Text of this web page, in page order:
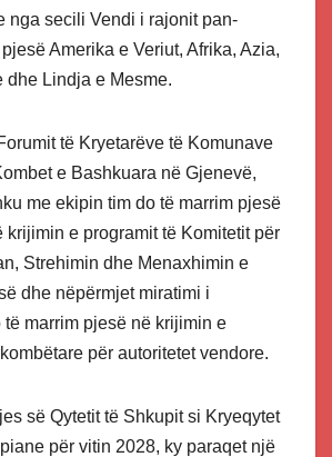
nga secili Vendi i rajonit pan-
Amerika e Veriut, Afrika, Azia,
dhe Lindja e Mesme.
të Kryetarëve të Komunave
e Bashkuara në Gjenevë,
me ekipin tim do të marrim pjesë
krijimin e programit të Komitetit për
Strehimin dhe Menaxhimin e
dhe nëpërmjet miratimi i
marrim pjesë në krijimin e
për autoritetet vendore.
së Qytetit të Shkupit si Kryeqytet
për vitin 2028, ky paraqet një